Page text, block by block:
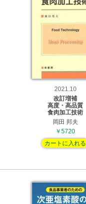
2021.10
改訂増補
高度・高品質
食肉加工技術
岡田 邦夫
￥5720
カートに入れる